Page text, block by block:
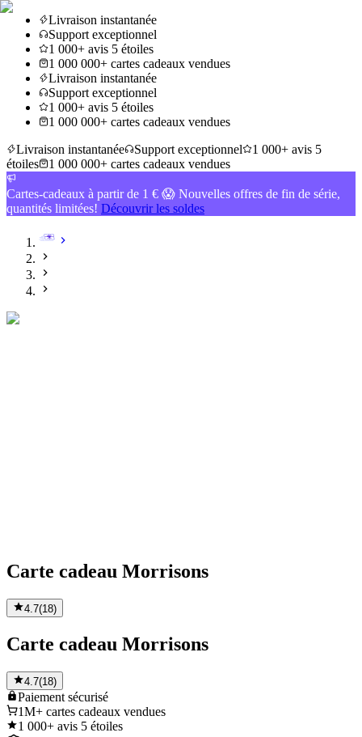
Livraison instantanée
Support exceptionnel
1 000+ avis 5 étoiles
1 000 000+ cartes cadeaux vendues
Livraison instantanée
Support exceptionnel
1 000+ avis 5 étoiles
1 000 000+ cartes cadeaux vendues
Livraison instantanée
Support exceptionnel
1 000+ avis 5
étoiles
1 000 000+ cartes cadeaux vendues
Cartes-cadeaux à partir de 1 € 😱 Nouvelles offres de fin de série,
quantités limitées! Découvrir les soldes
Carte cadeau Morrisons
4.7(18)
Carte cadeau Morrisons
4.7(18)
Paiement sécurisé
1M+ cartes cadeaux vendues
1 000+ avis 5 étoiles